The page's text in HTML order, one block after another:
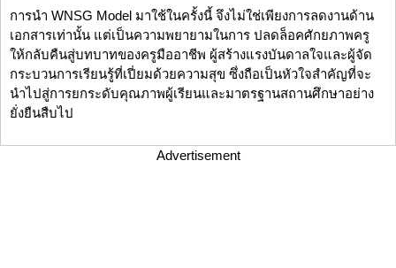
การนำ WNSG Model มาใช้ในครั้งนี้ จึงไม่ใช่เพียงการลดงานด้าน
เอกสารเท่านั้น แต่เป็นความพยายามในการ ปลดล็อคศักยภาพครู
ให้กลับคืนสู่บทบาทของครูมืออาชีพ ผู้สร้างแรงบันดาลใจและผู้จัด
กระบวนการเรียนรู้ที่เปี่ยมด้วยความสุข ซึ่งถือเป็นหัวใจสำคัญที่จะ
นำไปสู่การยกระดับคุณภาพผู้เรียนและมาตรฐานสถานศึกษาอย่าง
ยั่งยืนสืบไป
Advertisement